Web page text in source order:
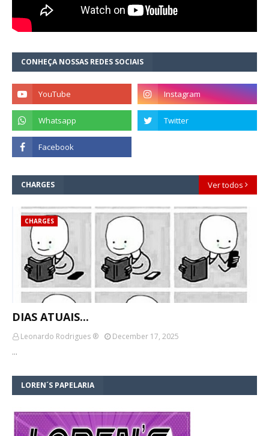
CONHEÇA NOSSAS REDES SOCIAIS
CHARGES Ver todos
CHARGES
DIAS ATUAIS...
Leonardo Rodrigues ®
December 17, 2025
…
LOREN´S PAPELARIA